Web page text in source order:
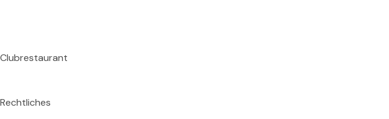
Clubrestaurant
Rechtliches